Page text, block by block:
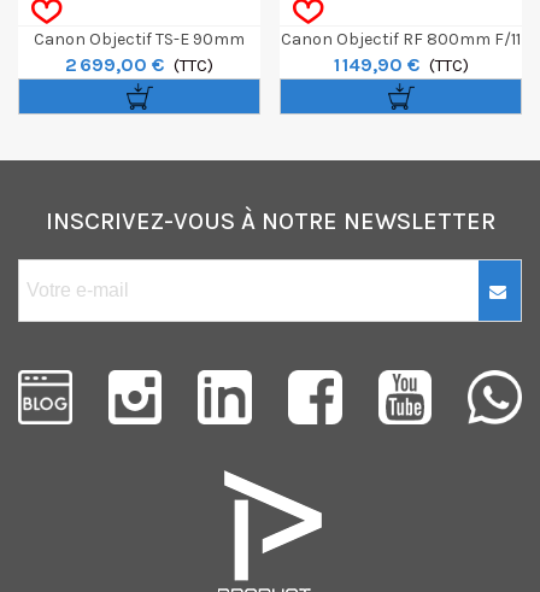
Canon Objectif TS-E 90mm
F/2.8L Macro
2 699,00 € (TTC)
Canon Objectif RF 800mm F/11
IS STM
1 149,90 € (TTC)
INSCRIVEZ-VOUS À NOTRE NEWSLETTER